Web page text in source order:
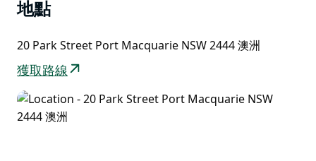
地點
20 Park Street Port Macquarie NSW 2444 澳洲
獲取路線